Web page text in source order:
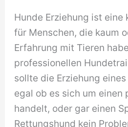
Hunde Erziehung ist eine
für Menschen, die kaum
Erfahrung mit Tieren
professionellen
sollte die Erziehung
egal ob es sich um einen
handelt, oder gar einen
Rettungshund kein